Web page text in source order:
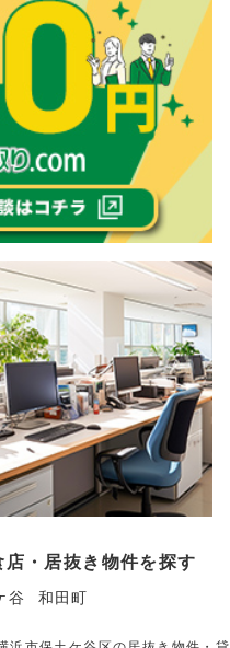
・居抜き物件を探す
谷 和田町